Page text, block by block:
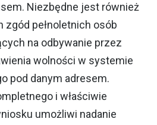
Niezbędne jest również
zgód pełnoletnich osób
na odbywanie przez
wolności w systemie
pod danym adresem.
i właściwie
umożliwi nadanie